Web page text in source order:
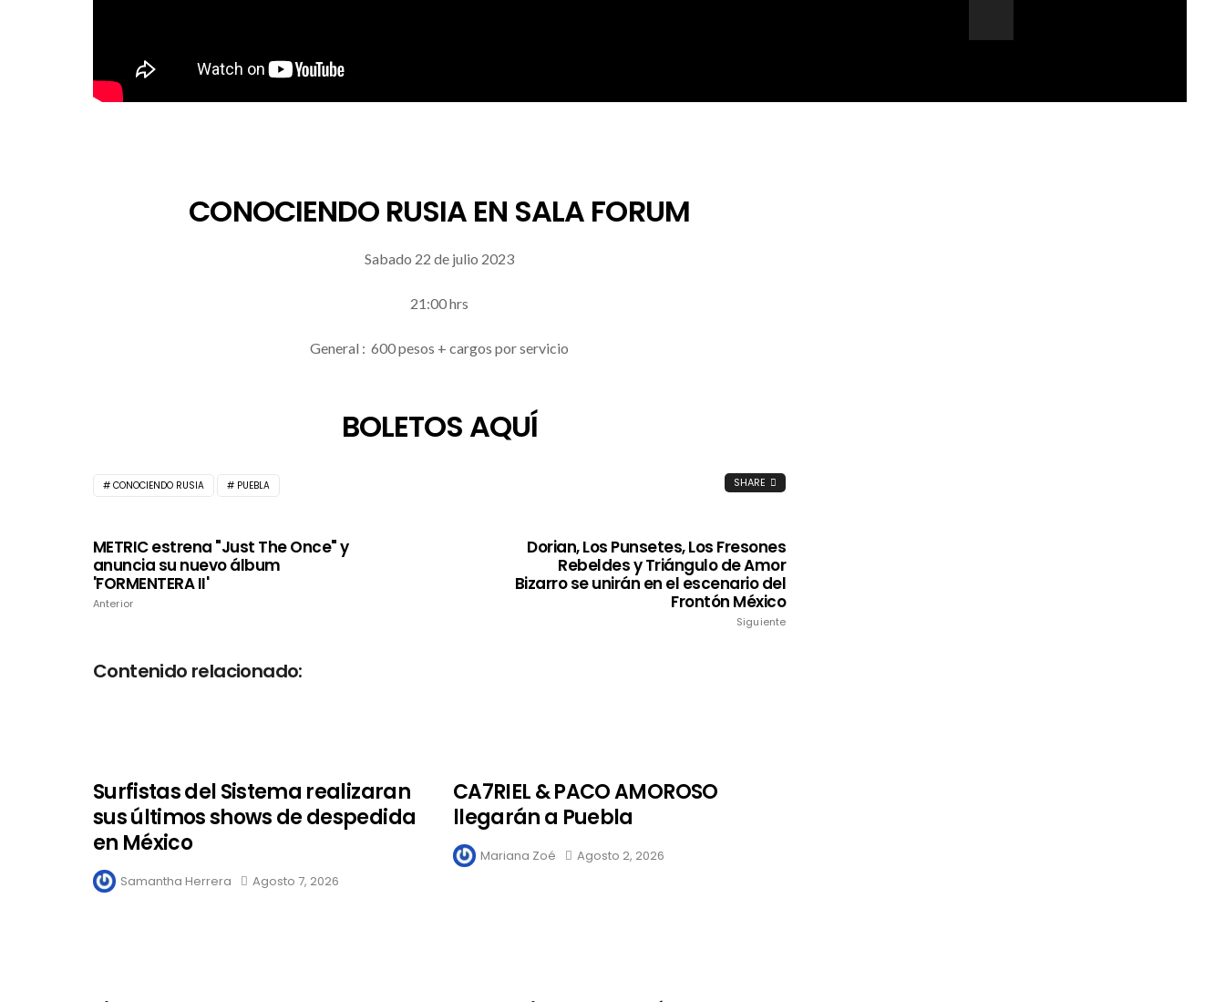
CONOCIENDO RUSIA EN SALA FORUM
Sabado 22 de julio 2023
21:00 hrs
General : 600 pesos + cargos por servicio
BOLETOS AQUÍ
CONOCIENDO RUSIA PUEBLA SHARE
METRIC estrena "Just The Once" y
anuncia su nuevo álbum
'FORMENTERA II'
Anterior
Dorian, Los Punsetes, Los Fresones
Rebeldes y Triángulo de Amor
Bizarro se unirán en el escenario del
Frontón México
Siguiente
Contenido relacionado:
Surfistas del Sistema realizaran
sus últimos shows de despedida
en México
Samantha Herrera Agosto 7, 2026
CA7RIEL & PACO AMOROSO
llegarán a Puebla
Mariana Zoé Agosto 2, 2026